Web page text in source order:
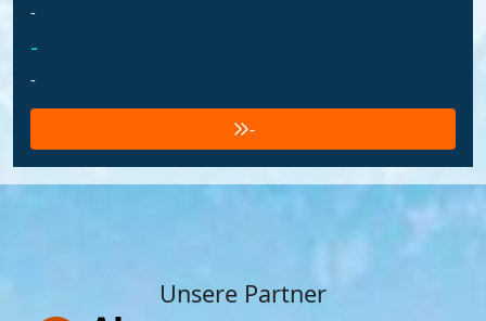
-
-
-
-
Unsere Partner